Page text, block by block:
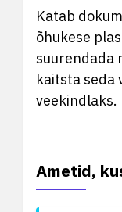
Katab
õhukese
suurendada
kaitsta seda
veekindlaks.
Ametid,